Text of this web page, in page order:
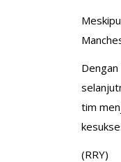
tim
(RRY)